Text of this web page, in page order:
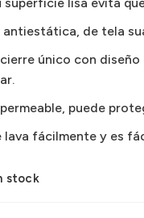
antiestática, de tela
cierre único con
puede
lava fácilmente y es
stock